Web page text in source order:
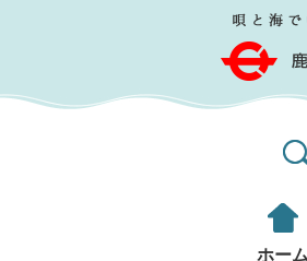
鹿児島県大
ホーム